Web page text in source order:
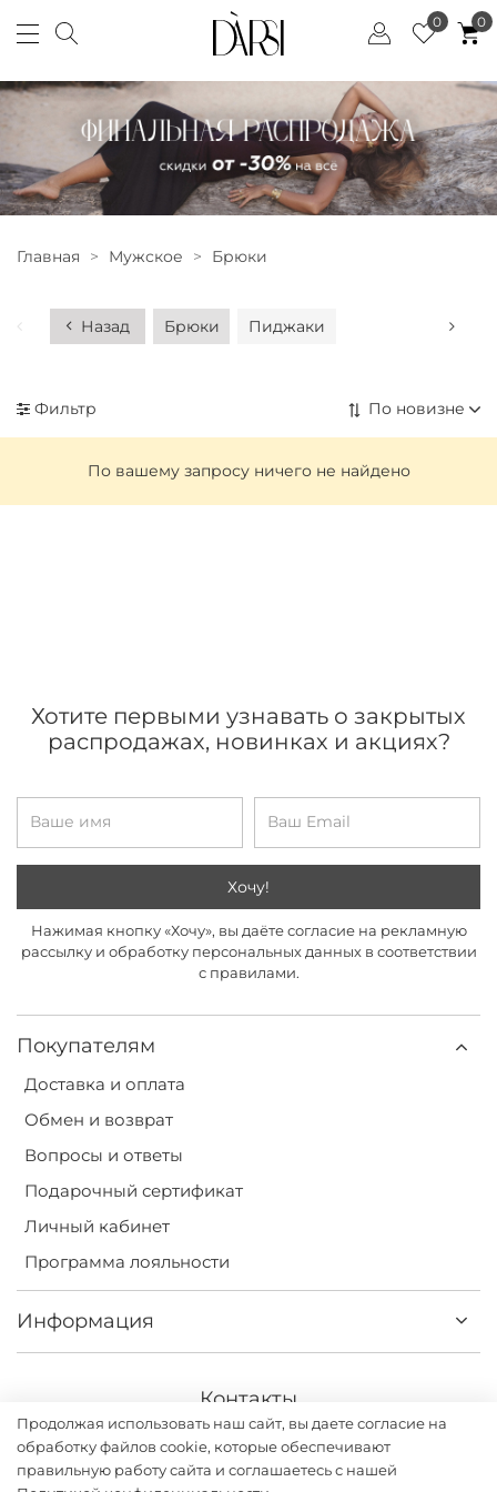
0 0
Главная Мужское Брюки
Назад Брюки Пиджаки
Фильтр
По вашему запросу ничего не найдено
Покупателям
Доставка и оплата
Обмен и возврат
Вопросы и ответы
Подарочный сертификат
Личный кабинет
Программа лояльности
Информация
Хотите первыми узнавать о закрытых
распродажах, новинках и акциях?
Хочу!
Нажимая кнопку «Хочу», вы даёте согласие на рекламную
рассылку и обработку персональных данных в соответствии
с правилами.
Контакты
+7(499) 113-31-75
Продолжая использовать наш сайт, вы даете согласие на
обработку файлов cookie, которые обеспечивают
правильную работу сайта и соглашаетесь с нашей